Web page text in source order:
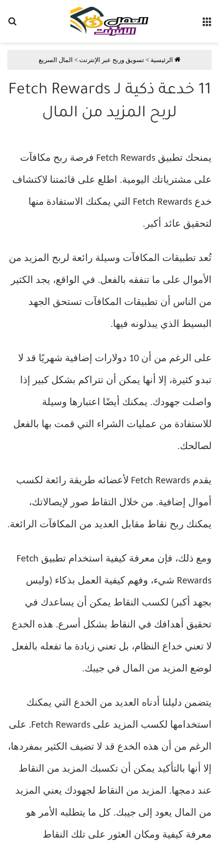
الرئيسية > تسويق وربح عبر الإنترنت > المال السريع
11 خدعة ذكية لـ Fetch Rewards
لربح المزيد من المال
يمنحك تطبيق Fetch Rewards فرصة ربح مكافآت
على مشترياتك اليومية. اطلع على قائمتنا لاكتشاف
خدع Fetch Rewards التي يمكنك الاستفادة منها
لتحقيق عائد أكبر.
تُعد تطبيقات المكافآت وسيلة رائعة لربح المزيد من
الأموال على ما تنفقه بالفعل. في الواقع، يجد الكثير
من الناس أن تطبيقات المكافآت تستحق الجهد
البسيط الذي يبذلونه فيها.
على الرغم من أن 10 دولارات إضافية شهريًا قد لا
تبدو كثيرة، إلا أنها يمكن أن تتراكم بشكل كبير إذا
واصلت جهودك. يمكنك أيضًا اعتبارها وسيلة
للاستفادة من عمليات الشراء التي قمت بها بالفعل
لصالحك.
يقدم Fetch Rewards لأعضائه طريقة رائعة لكسب
أموال إضافية. من خلال التقاط صور لإيصالاتك،
يمكنك ربح نقاط مقابل العديد من المكافآت الرائعة.
ومع ذلك، فإن معرفة كيفية استخدام تطبيق Fetch
Rewards شيء، وفهم كيفية العمل بذكاء (وليس
بجهد أكبر) لكسب النقاط يمكن أن يساعدك في
تحقيق أهدافك في النقاط بشكل أسرع. هذه الخدع
لا تعني خداع النظام، بل تعني زيادة ما تفعله بالفعل
لوضع المزيد من المال في جيبك.
يتضمن دليلنا أدناه العديد من الخدع التي يمكنك
استخدامها لكسب المزيد على Fetch Rewards. على
الرغم من أن هذه الخدع قد لا تضيف الكثير بمفردها،
إلا أنها بالتأكيد يمكن أن تكسبك المزيد من النقاط
عند دمجها. المزيد من النقاط لجهودك يعني المزيد
من المال يعود إلى جيبك. كل ما يتطلبه الأمر هو
معرفة كيفية ومكان العثور على تلك النقاط